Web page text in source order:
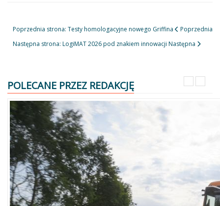
Poprzednia strona: Testy homologacyjne nowego Griffina
Poprzednia
Następna strona: LogiMAT 2026 pod znakiem innowacji Następna
POLECANE PRZEZ REDAKCJĘ